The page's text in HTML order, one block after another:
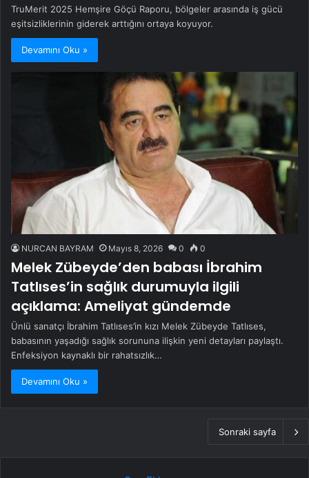
TruMerit 2025 Hemşire Göçü Raporu, bölgeler arasında iş gücü
eşitsizliklerinin giderek arttığını ortaya koyuyor.
Devamını Oku »
NURCAN BAYRAM Mayıs 8, 2026 0 0
Melek Zübeyde’den babası İbrahim
Tatlıses’in sağlık durumuyla ilgili
açıklama: Ameliyat gündemde
Ünlü sanatçı İbrahim Tatlıses’in kızı Melek Zübeyde Tatlıses,
babasının yaşadığı sağlık sorununa ilişkin yeni detayları paylaştı.
Enfeksiyon kaynaklı bir rahatsızlık…
Devamını Oku »
Sonraki sayfa